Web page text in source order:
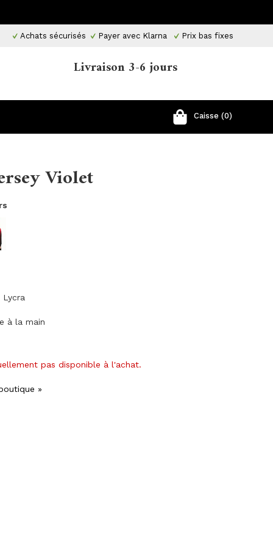
Achats sécurisés Payer avec Klarna Prix ​​bas fixes
Livraison 3-6 jours
Caisse (0)
Violet
à la main
pas disponible à l'achat.
»